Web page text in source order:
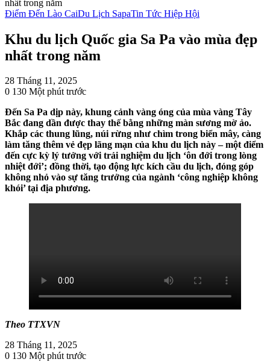
nhất trong năm
Điểm Đến Lào CaiDu Lịch SapaTin Tức Hiệp Hội
Khu du lịch Quốc gia Sa Pa vào mùa đẹp
nhất trong năm
28 Tháng 11, 2025
0 130 Một phút trước
Đến Sa Pa dịp này, khung cảnh vàng óng của mùa vàng Tây
Bắc đang dần được thay thế bằng những màn sương mờ ảo.
Khắp các thung lũng, núi rừng như chìm trong biển mây, càng
làm tăng thêm vẻ đẹp lãng mạn của khu du lịch này – một điểm
đến cực kỳ lý tưởng với trải nghiệm du lịch ‘ôn đới trong lòng
nhiệt đới’; đồng thời, tạo động lực kích cầu du lịch, đóng góp
không nhỏ vào sự tăng trưởng của ngành ‘công nghiệp không
khói’ tại địa phương.
Theo TTXVN
28 Tháng 11, 2025
0 130 Một phút trước